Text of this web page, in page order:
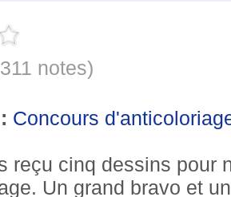
notes)
Concours
reçu cinq dessins pour
Un grand bravo et